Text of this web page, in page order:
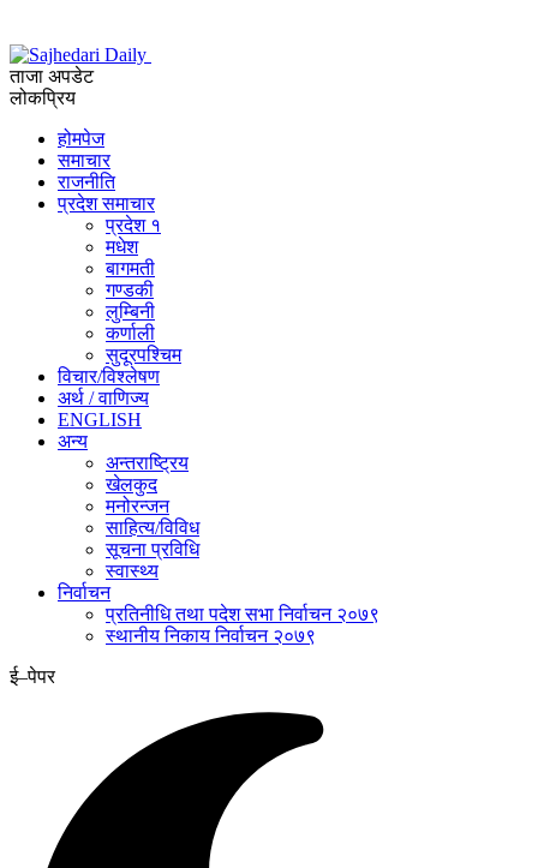
ताजा अपडेट
लोकप्रिय
होमपेज
समाचार
राजनीति
प्रदेश समाचार
प्रदेश १
मधेश
बागमती
गण्डकी
लुम्बिनी
कर्णाली
सुदूरपश्चिम
विचार/विश्‍लेषण
अर्थ / वाणिज्य
ENGLISH
अन्य
अन्तराष्ट्रिय
खेलकुद
मनोरन्जन
साहित्य/विविध
सूचना प्रविधि
स्वास्थ्य
निर्वाचन
प्रतिनीधि तथा पदेश सभा निर्वाचन २०७९
स्थानीय निकाय निर्वाचन २०७९
ई–पेपर